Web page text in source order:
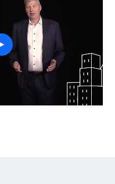
play
button